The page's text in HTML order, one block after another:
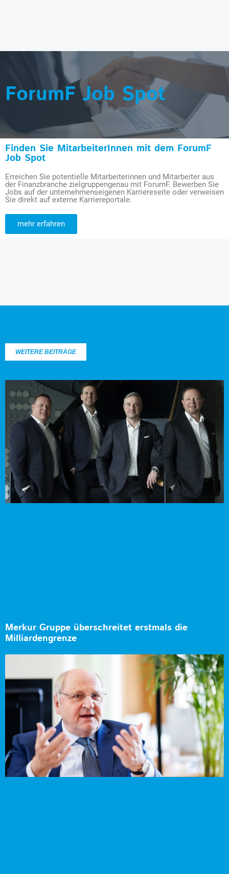
ForumF Job Spot
Finden Sie MitarbeiterInnen mit dem ForumF
Job Spot
Erreichen Sie potentielle Mitarbeiterinnen und Mitarbeiter aus
der Finanzbranche zielgruppengenau mit ForumF. Bewerben Sie
Jobs auf der unternehmenseigenen Karriereseite oder verweisen
Sie direkt auf externe Karriereportale.
mehr erfahren
WEITERE BEITRÄGE
Merkur Gruppe überschreitet erstmals die
Milliardengrenze